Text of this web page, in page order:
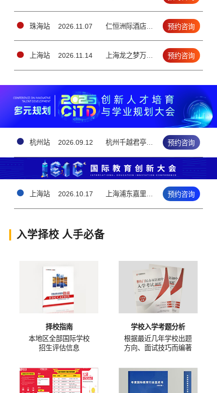
珠海站 2026.11.07 仁恒洲际酒店3楼宴会厅（香洲区情侣南路1号） 预约咨询
上海站 2026.11.14 上海龙之梦万丽酒店▪10楼大宴会厅 （上海长宁区长宁路1018号） 预约咨询
杭州站 2026.09.12 杭州千越君亭酒店 · 5楼钱江厅（上城区雷霆路126号） 预约咨询
上海站 2026.10.17 上海浦东嘉里大酒店3F（上海浦东新区花木路1388号） 预约咨询
入学择校 人手必备
择校指南
本地区全部国际学校
招生评估信息
学校入学考题分析
根据最近几年学校出题
方向、面试技巧而编著